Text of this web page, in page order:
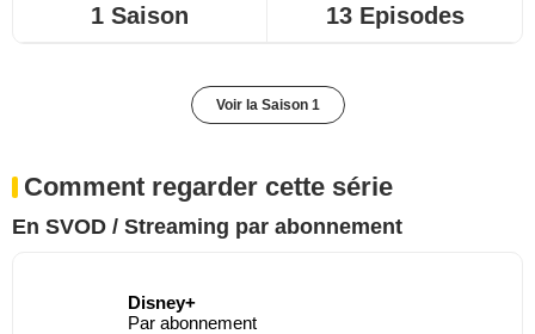
1 Saison 13 Episodes
Voir la Saison 1
Comment regarder cette série
En SVOD / Streaming par abonnement
Disney+
Par abonnement